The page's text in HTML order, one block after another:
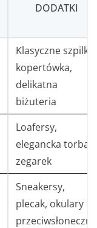
DODATKI
Klasyczne szpilki,
kopertówka,
delikatna
biżuteria
Loafersy,
elegancka torba,
zegarek
Sneakersy,
plecak, okulary
przeciwsłoneczne